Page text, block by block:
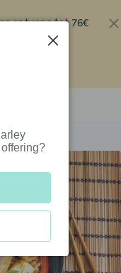
ontvang tot 76€